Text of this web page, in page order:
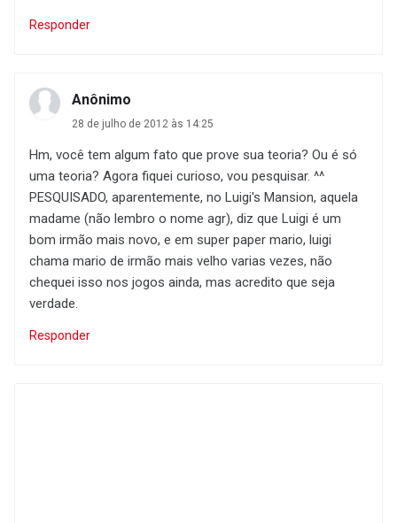
Responder
Anônimo
28 de julho de 2012 às 14:25
Hm, você tem algum fato que prove sua teoria? Ou é só
uma teoria? Agora fiquei curioso, vou pesquisar. ^^
PESQUISADO, aparentemente, no Luigi's Mansion, aquela
madame (não lembro o nome agr), diz que Luigi é um
bom irmão mais novo, e em super paper mario, luigi
chama mario de irmão mais velho varias vezes, não
chequei isso nos jogos ainda, mas acredito que seja
verdade.
Responder